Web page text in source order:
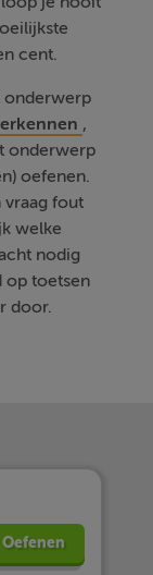
cent.
onderwerp
,
onderwerp
oefenen.
vraag fout
welke
nodig
op toetsen
door.
Oefenen